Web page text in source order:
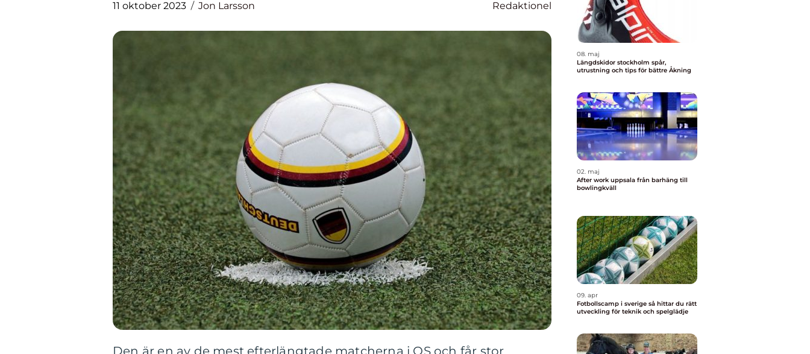
11 oktober 2023 Jon Larsson Redaktionel
Den är en av de mest efterlängtade matcherna i OS och får stor
08. maj
Längdskidor stockholm spår,
utrustning och tips för bättre Åkning
02. maj
After work uppsala från barhäng till
bowlingkväll
09. apr
Fotbollscamp i sverige så hittar du rätt
utveckling för teknik och spelglädje